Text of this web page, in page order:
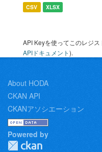
CSV XLSX
API Keyを使ってこのレジ
APIドキュメント).
About HODA
CKAN API
CKANアソシエーション
Powered by